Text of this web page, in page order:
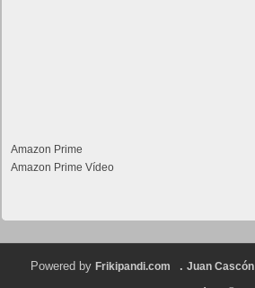
Amazon Prime
Amazon Prime Vídeo
Powered by Frikipandi.com . Juan Cascón